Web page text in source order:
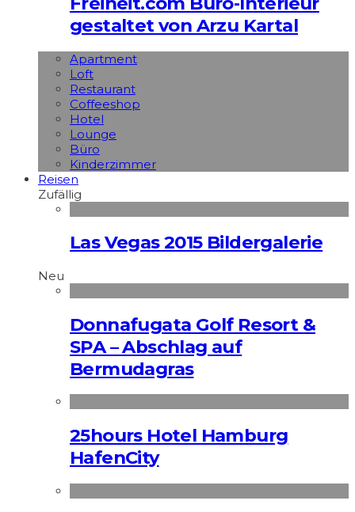
gestaltet von Arzu Kartal
Apart­ment
Loft
Restaurant
Coffeeshop
Hotel
Lounge
Büro
Kinderzimmer
Reisen
Zufällig
Las Vegas 2015 Bildergalerie
Neu
Donnafugata Golf Resort &
SPA – Abschlag auf
Bermudagras
25hours Hotel Hamburg
HafenCity